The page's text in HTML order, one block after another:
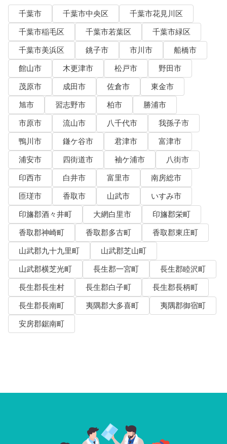
千葉市 千葉市中央区
千葉市花見川区
千葉市稲毛区
千葉市若葉区
千葉市緑区
千葉市美浜区
銚子市 市川市
船橋市
館山市
木更津市 松戸市
野田市
茂原市
成田市 佐倉市
東金市
旭市
習志野市 柏市
勝浦市
市原市
流山市 八千代市
我孫子市
鴨川市
鎌ケ谷市 君津市
富津市
浦安市
四街道市 袖ケ浦市
八街市
印西市
白井市 富里市
南房総市
匝瑳市
香取市 山武市
いすみ市
印旛郡酒々井町
大網白里市
印旛郡栄町
香取郡神崎町
香取郡多古町
香取郡東庄町
山武郡九十九里町
山武郡芝山町
山武郡横芝光町
長生郡一宮町
長生郡睦沢町
長生郡長生村
長生郡白子町
長生郡長柄町
長生郡長南町
夷隅郡大多喜町
夷隅郡御宿町
安房郡鋸南町